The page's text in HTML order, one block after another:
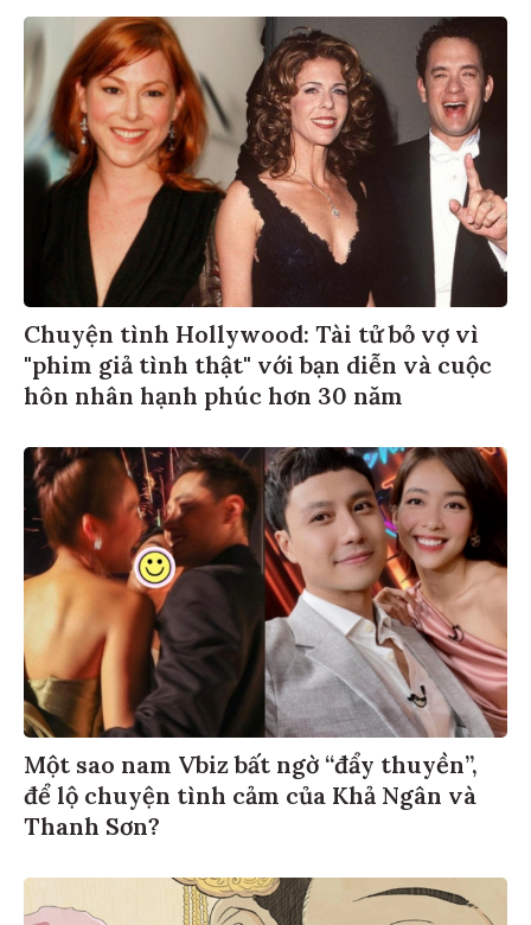
Chuyện tình Hollywood: Tài tử bỏ vợ vì
"phim giả tình thật" với bạn diễn và cuộc
hôn nhân hạnh phúc hơn 30 năm
Một sao nam Vbiz bất ngờ “đẩy thuyền”,
để lộ chuyện tình cảm của Khả Ngân và
Thanh Sơn?